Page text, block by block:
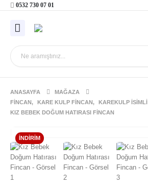
0532 730 07 01
ANASAYFA
MAĞAZA
FINCAN, KARE KULP FINCAN,
KAREKULP İSIMLI
KIZ BEBEK DOĞUM HATIRASI FINCAN
İNDIRIM